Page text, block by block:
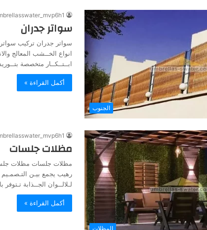
الجنوب
سواتر جدران
سواتر جدران تركيب
انواع الخــشب المعالج
ابــتــكــار متخصصة
أكمل القراءة »
المظلات
مظلات جلسات
مظلات جلسات مظلات
رهيب يجمع بيـن التـصمـيم
لـلالــوان الجــذابة تـتوفر
أكمل القراءة »